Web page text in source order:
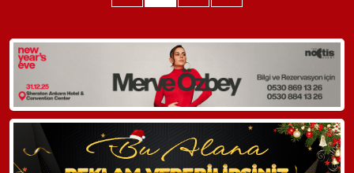
Hemen Arayın
Detaylı Bilgi Alın